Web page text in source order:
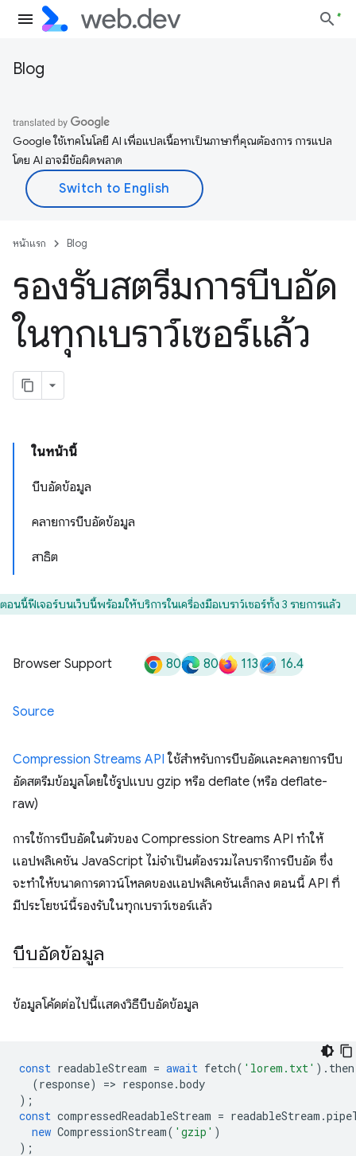
Blog
Google ใช้เทคโนโลยี AI เพื่อแปลเนื้อหาเป็นภาษาที่คุณต้องการ การแปล
โดย AI อาจมีข้อผิดพลาด
หน้าแรก Blog
รองรับสตรีมการบีบอัด
ในทุกเบราว์เซอร์แล้ว
ในหน้านี้
บีบอัดข้อมูล
คลายการบีบอัดข้อมูล
สาธิต
ตอนนี้ฟีเจอร์บนเว็บนี้พร้อมให้บริการในเครื่องมือเบราว์เซอร์ทั้ง 3 รายการแล้ว
Browser Support 80 80 113 16.4
Source
Compression Streams API ใช้สําหรับการบีบอัดและคลายการบีบ
อัดสตรีมข้อมูลโดยใช้รูปแบบ gzip หรือ deflate (หรือ deflate-
raw)
การใช้การบีบอัดในตัวของ Compression Streams API ทำให้
แอปพลิเคชัน JavaScript ไม่จำเป็นต้องรวมไลบรารีการบีบอัด ซึ่ง
จะทำให้ขนาดการดาวน์โหลดของแอปพลิเคชันเล็กลง ตอนนี้ API ที่
มีประโยชน์นี้รองรับในทุกเบราว์เซอร์แล้ว
บีบอัดข้อมูล
ข้อมูลโค้ดต่อไปนี้แสดงวิธีบีบอัดข้อมูล
const readableStream = await fetch( 'lorem.txt' ). then
(response) => response.body
);
const compressedReadableStream = readableStream .
new CompressionStream( 'gzip' )
);